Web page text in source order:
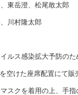
東岳澄、松尾敢太郎
川村隆太郎
ルス感染拡大予防のた
空けた座席配置にて販
スクを着用の上、手指